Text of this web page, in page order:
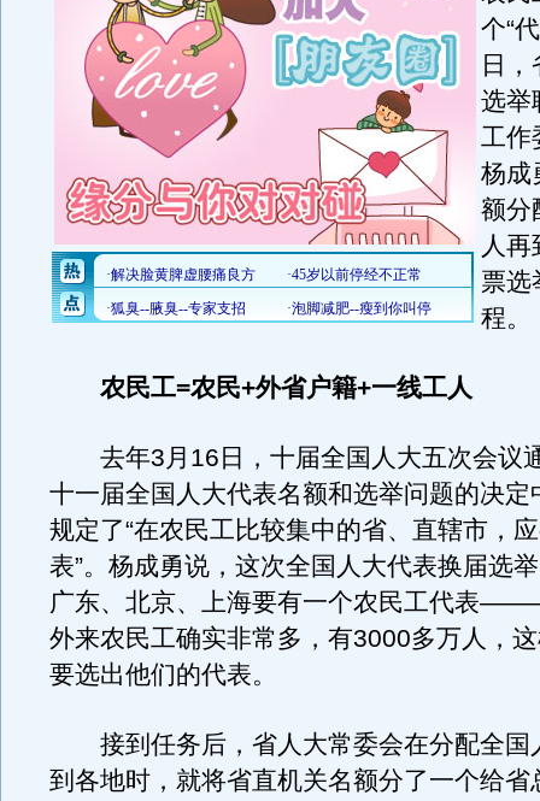
个“
日
选举
工作
杨成
额分
人
票选
程。
农民工=农民+外省户籍+一线工人
去年3月16日，十届全国人大五次会议
十一届全国人大代表名额和选举问题的决定
规定了“在农民工比较集中的省、直辖市，
表”。杨成勇说，这次全国人大代表换届选
广东、北京、上海要有一个农民工代表
外来农民工确实非常多，有3000多万人，
要选出他们的代表。
接到任务后，省人大常委会在分配全国
到各地时，就将省直机关名额分了一个给省